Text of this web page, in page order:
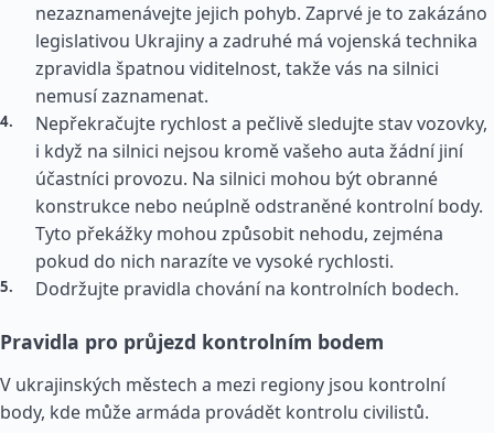
nezaznamenávejte jejich pohyb. Zaprvé je to zakázáno
legislativou Ukrajiny a zadruhé má vojenská technika
zpravidla špatnou viditelnost, takže vás na silnici
nemusí zaznamenat.
Nepřekračujte rychlost a pečlivě sledujte stav vozovky,
i když na silnici nejsou kromě vašeho auta žádní jiní
účastníci provozu. Na silnici mohou být obranné
konstrukce nebo neúplně odstraněné kontrolní body.
Tyto překážky mohou způsobit nehodu, zejména
pokud do nich narazíte ve vysoké rychlosti.
Dodržujte pravidla chování na kontrolních bodech.
Pravidla pro průjezd kontrolním bodem
V ukrajinských městech a mezi regiony jsou kontrolní
body, kde může armáda provádět kontrolu civilistů.